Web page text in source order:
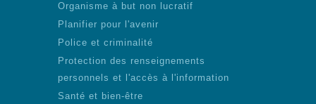
Organisme à but non lucratif
Planifier pour l'avenir
Police et criminalité
Protection des renseignements
personnels et l'accès à l'information
Santé et bien-être